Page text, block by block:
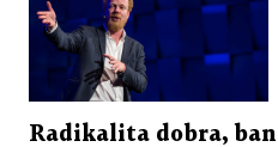
Radikalita dobra,